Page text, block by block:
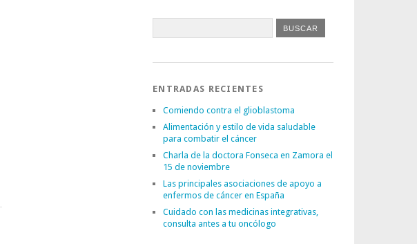
ENTRADAS RECIENTES
Comiendo contra el glioblastoma
Alimentación y estilo de vida saludable
para combatir el cáncer
Charla de la doctora Fonseca en Zamora el
15 de noviembre
Las principales asociaciones de apoyo a
enfermos de cáncer en España
Cuidado con las medicinas integrativas,
consulta antes a tu oncólogo